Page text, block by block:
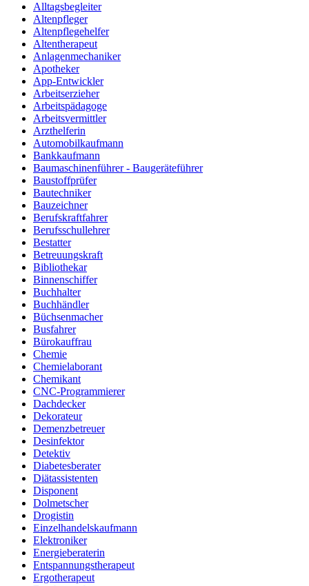
Alltagsbegleiter
Altenpfleger
Altenpflegehelfer
Altentherapeut
Anlagenmechaniker
Apotheker
App-Entwickler
Arbeitserzieher
Arbeitspädagoge
Arbeitsvermittler
Arzthelferin
Automobilkaufmann
Bankkaufmann
Baumaschinenführer - Baugeräteführer
Baustoffprüfer
Bautechniker
Bauzeichner
Berufskraftfahrer
Berufsschullehrer
Bestatter
Betreuungskraft
Bibliothekar
Binnenschiffer
Buchhalter
Buchhändler
Büchsenmacher
Busfahrer
Bürokauffrau
Chemie
Chemielaborant
Chemikant
CNC-Programmierer
Dachdecker
Dekorateur
Demenzbetreuer
Desinfektor
Detektiv
Diabetesberater
Diätassistenten
Disponent
Dolmetscher
Drogistin
Einzelhandelskaufmann
Elektroniker
Energieberaterin
Entspannungstherapeut
Ergotherapeut